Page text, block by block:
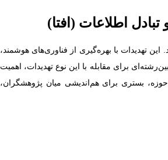
اطلاعات (افتا)
تهدیدات با بهره‌گیری از فناوری‌های هوشمند،
برای مقابله با این نوع تهدیدات، اهمیت
حوزه، بستری برای هم‌اندیشی میان پژوهشگران،